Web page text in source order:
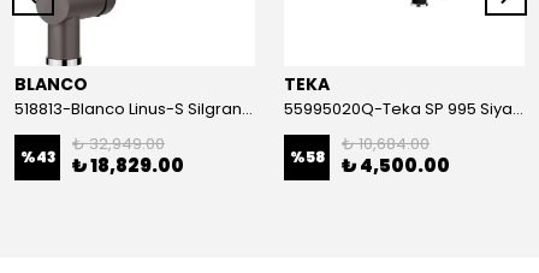
BLANCO
518813-Blanco Linus-S Silgranit Kaya Gri Armatür
%43
₺ 32,949.00
₺ 18,829.00
TEKA
55995020Q-Teka SP 995 Siyah Armatür
%58
₺ 10,684.00
₺ 4,500.00